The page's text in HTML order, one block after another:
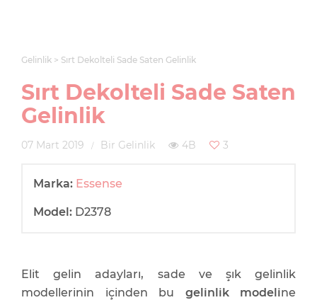
Gelinlik Sırt Dekolteli Sade Saten Gelinlik
Sırt Dekolteli Sade Saten
Gelinlik
07 Mart 2019 Bir Gelinlik 4B 3
Marka: Essense
Model: D2378
Elit gelin adayları, sade ve şık gelinlik
modellerinin içinden bu gelinlik modeline